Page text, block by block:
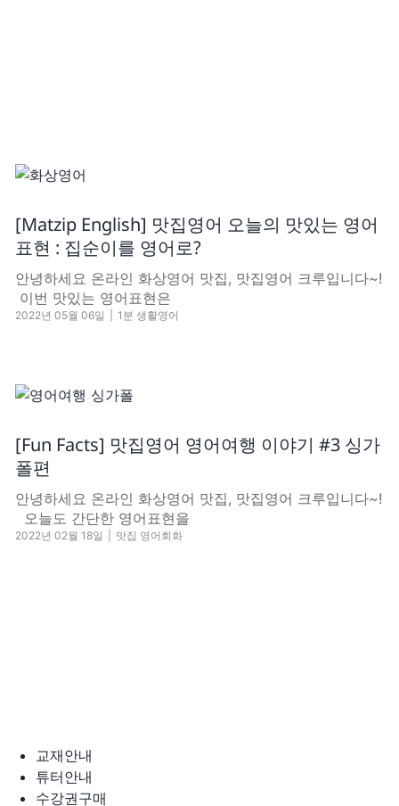
[Matzip English] 맛집영어 오늘의 맛있는 영어
표현 : 집순이를 영어로?
안녕하세요 온라인 화상영어 맛집, 맛집영어 크루입니다~!
​ 이번 맛있는 영어표현은
2022년 05월 06일 1분 생활영어
[Fun Facts] 맛집영어 영어여행 이야기 #3 싱가
폴편
안녕하세요 온라인 화상영어 맛집, 맛집영어 크루입니다~!
오늘도 간단한 영어표현을
2022년 02월 18일 맛집 영어회화
교재안내
튜터안내
수강권구매